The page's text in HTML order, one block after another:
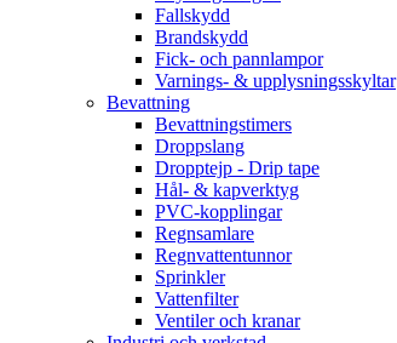
Fallskydd
Brandskydd
Fick- och pannlampor
Varnings- & upplysningsskyltar
Bevattning
Bevattningstimers
Droppslang
Dropptejp - Drip tape
Hål- & kapverktyg
PVC-kopplingar
Regnsamlare
Regnvattentunnor
Sprinkler
Vattenfilter
Ventiler och kranar